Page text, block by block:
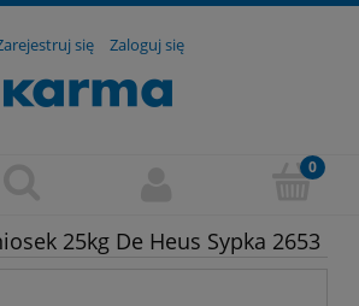
się Zaloguj się
25kg De Heus Sypka 2653